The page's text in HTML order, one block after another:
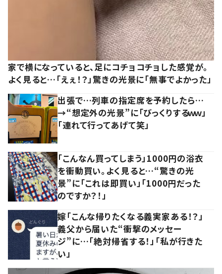
家で横になっていると、足にコチョコチョした感覚が。
よく見ると…「えぇ！？」驚きの光景に「無事でよかった」
出張で…列車の指定席を予約したら…
→“想定外の光景”に「びっくりするｗｗ」
「連れて行ってあげて笑」
「こんなん買ってしまう」1000円の浴衣
を衝動買い。よく見ると…“驚きの光
景”に「これは即買い」「1000円だった
のですか？！」
嫁「こんな帰りたくなる義実家ある！？」
義父から届いた“衝撃のメッセー
ジ”に…「絶対帰省する！」「私が行きた
い」